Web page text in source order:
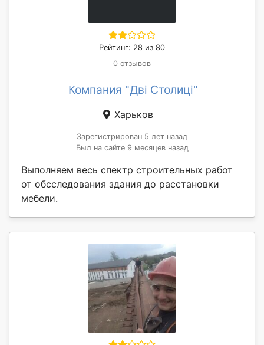
Рейтинг: 28 из 80
0 отзывов
Компания "Дві Столиці"
Харьков
Зарегистрирован 5 лет назад
Был на сайте 9 месяцев назад
Выполняем весь спектр строительных работ
от обсследования здания до расстановки
мебели.